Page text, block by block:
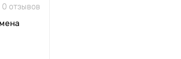
0 отзывов